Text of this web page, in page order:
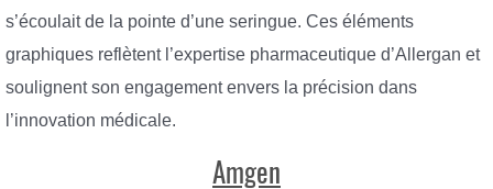
s’écoulait de la pointe d’une seringue. Ces éléments
graphiques reflètent l’expertise pharmaceutique d’Allergan et
soulignent son engagement envers la précision dans
l’innovation médicale.
Amgen